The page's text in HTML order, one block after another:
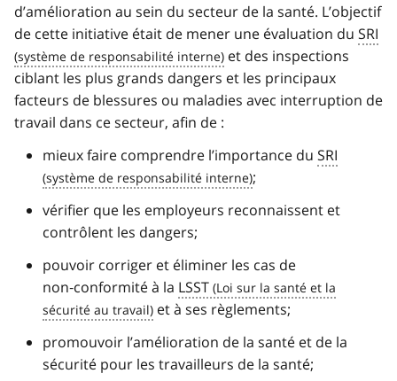
d’amélioration au sein du secteur de la santé. L’objectif
de cette initiative était de mener une évaluation du SRI
et des inspections
ciblant les plus grands dangers et les principaux
facteurs de blessures ou maladies avec interruption de
travail dans ce secteur, afin de :
mieux faire comprendre l’importance du SRI
;
vérifier que les employeurs reconnaissent et
contrôlent les dangers;
pouvoir corriger et éliminer les cas de
non‑conformité à la LSST
et à ses règlements;
promouvoir l’amélioration de la santé et de la
sécurité pour les travailleurs de la santé;